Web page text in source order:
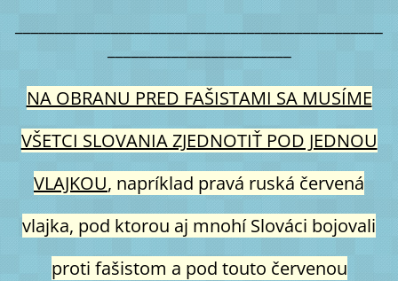
NA OBRANU PRED FAŠISTAMI SA MUSÍME
VŠETCI SLOVANIA ZJEDNOTIŤ POD JEDNOU
VLAJKOU, napríklad pravá ruská červená
vlajka, pod ktorou aj mnohí Slováci bojovali
proti fašistom a pod touto červenou